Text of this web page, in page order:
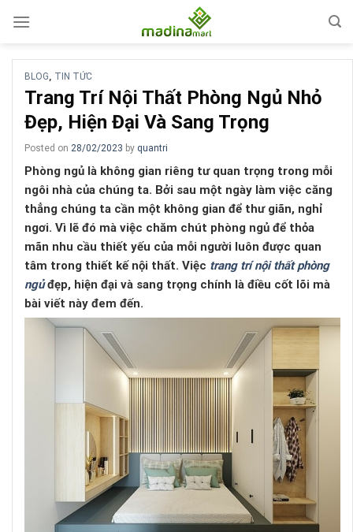
BLOG, TIN TỨC
Trang Trí Nội Thất Phòng Ngủ Nhỏ
Đẹp, Hiện Đại Và Sang Trọng
Posted on 28/02/2023 by quantri
Phòng ngủ là không gian riêng tư quan trọng trong mỗi
ngôi nhà của chúng ta. Bởi sau một ngày làm việc căng
thẳng chúng ta cần một không gian để thư giãn, nghỉ
ngơi. Vì lẽ đó mà việc chăm chút phòng ngủ để thỏa
mãn nhu cầu thiết yếu của mỗi người luôn được quan
tâm trong thiết kế nội thất. Việc trang trí nội thất phòng
ngủđẹp, hiện đại và sang trọng chính là điều cốt lõi mà
bài viết này đem đến.